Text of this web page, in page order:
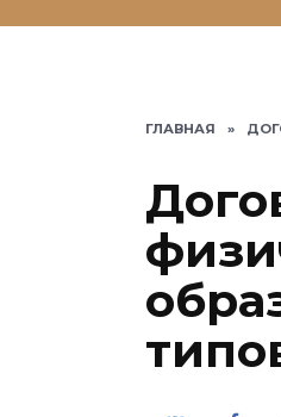
ГЛАВНАЯ »